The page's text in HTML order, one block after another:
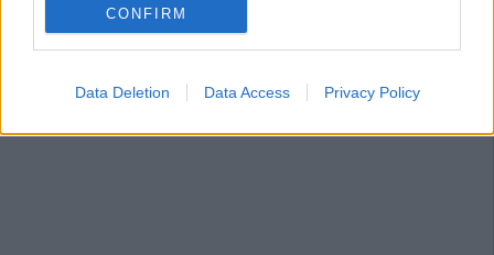
CONFIRM
Data Deletion Data Access Privacy Policy